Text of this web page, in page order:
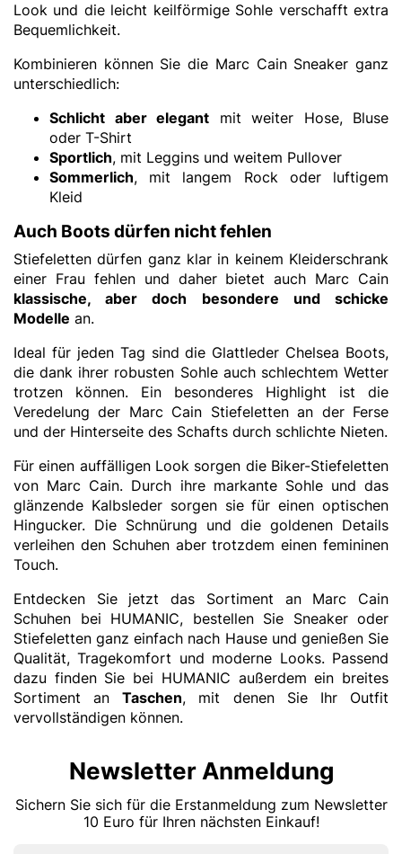
Look und die leicht keilförmige Sohle verschafft extra
Bequemlichkeit.
Kombinieren können Sie die Marc Cain Sneaker ganz
unterschiedlich:
Schlicht aber elegant mit weiter Hose, Bluse
oder T-Shirt
Sportlich, mit Leggins und weitem Pullover
Sommerlich, mit langem Rock oder luftigem
Kleid
Auch Boots dürfen nicht fehlen
Stiefeletten dürfen ganz klar in keinem Kleiderschrank
einer Frau fehlen und daher bietet auch Marc Cain
klassische, aber doch besondere und schicke
Modelle an.
Ideal für jeden Tag sind die Glattleder Chelsea Boots,
die dank ihrer robusten Sohle auch schlechtem Wetter
trotzen können. Ein besonderes Highlight ist die
Veredelung der Marc Cain Stiefeletten an der Ferse
und der Hinterseite des Schafts durch schlichte Nieten.
Für einen auffälligen Look sorgen die Biker-Stiefeletten
von Marc Cain. Durch ihre markante Sohle und das
glänzende Kalbsleder sorgen sie für einen optischen
Hingucker. Die Schnürung und die goldenen Details
verleihen den Schuhen aber trotzdem einen femininen
Touch.
Entdecken Sie jetzt das Sortiment an Marc Cain
Schuhen bei HUMANIC, bestellen Sie Sneaker oder
Stiefeletten ganz einfach nach Hause und genießen Sie
Qualität, Tragekomfort und moderne Looks. Passend
dazu finden Sie bei HUMANIC außerdem ein breites
Sortiment anTaschen, mit denen Sie Ihr Outfit
vervollständigen können.
Newsletter Anmeldung
Sichern Sie sich für die Erstanmeldung zum Newsletter
10 Euro für Ihren nächsten Einkauf!